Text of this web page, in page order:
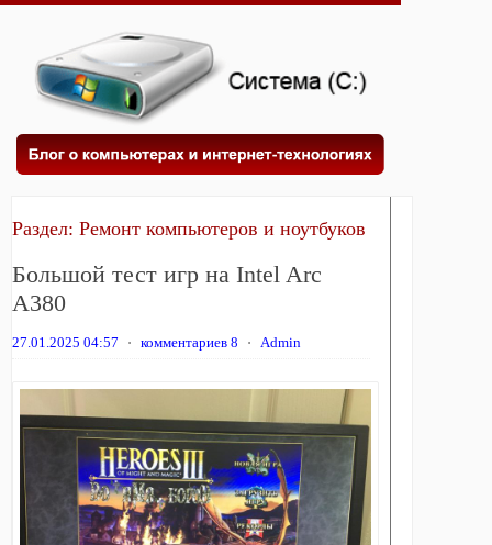
Раздел: Ремонт компьютеров и ноутбуков
Большой тест игр на Intel Arc
A380
27.01.2025 04:57 ⋅ комментариев 8 ⋅ Admin